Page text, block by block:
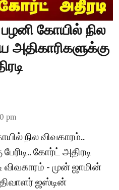
கோயில் நில
அதிகாரிகளுக்கு
pm
நில விவகாரம்..
கோர்ட் அதிரடி
விவகாரம் - முன் ஜாமின்
ஜஸ்டின்